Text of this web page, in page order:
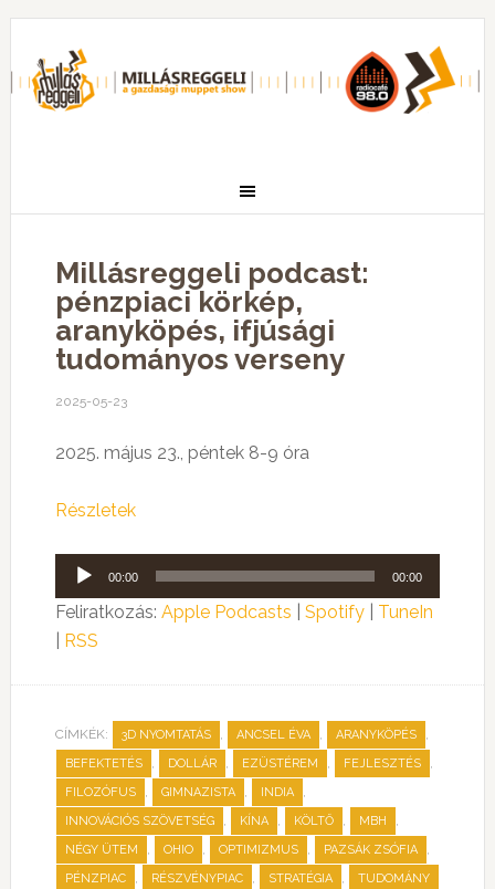
Millásreggeli podcast:
pénzpiaci körkép,
aranyköpés, ifjúsági
tudományos verseny
2025-05-23
2025. május 23., péntek 8-9 óra
Részletek
Audió
lejátszó
00:00 00:00
Feliratkozás: Apple Podcasts Spotify| TuneIn
RSS
CÍMKÉK: 3D NYOMTATÁS , ANCSEL ÉVA , ARANYKÖPÉS ,
BEFEKTETÉS , DOLLÁR , EZÜSTÉREM , FEJLESZTÉS ,
FILOZÓFUS , GIMNAZISTA , INDIA ,
INNOVÁCIÓS SZÖVETSÉG , KÍNA , KÖLTŐ , MBH ,
NÉGY ÜTEM , OHIO , OPTIMIZMUS , PAZSÁK ZSÓFIA ,
PÉNZPIAC , RÉSZVÉNYPIAC , STRATÉGIA , TUDOMÁNY